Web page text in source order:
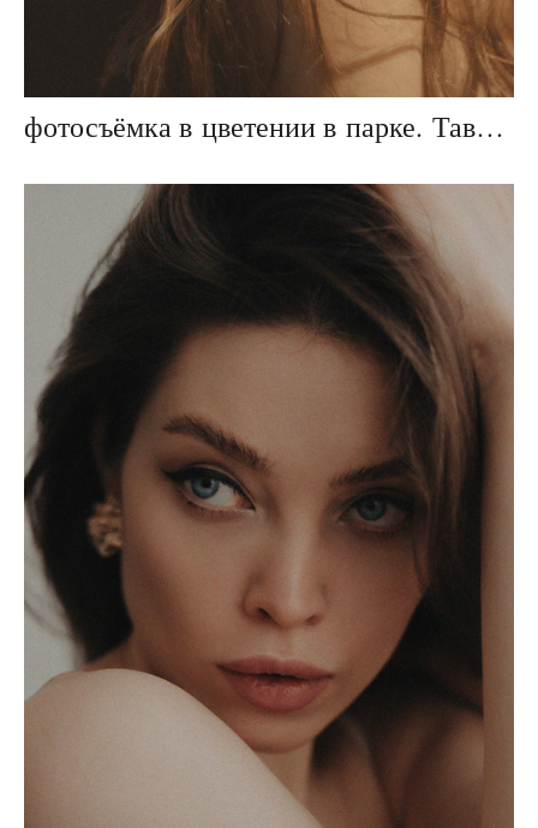
фотосъёмка в цветении в парке. Таврический сад